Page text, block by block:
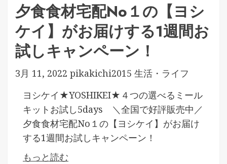
夕食食材宅配No１の【ヨシ
ケイ】がお届けする1週間お
試しキャンペーン！
3月 11, 2022 pikakichi2015 生活・ライフ
ヨシケイ★YOSHIKEI★４つの選べるミール
キットお試し5days ＼全国で好評販売中／
夕食食材宅配No１の【ヨシケイ】がお届け
する1週間お試しキャンペーン！
もっと読む